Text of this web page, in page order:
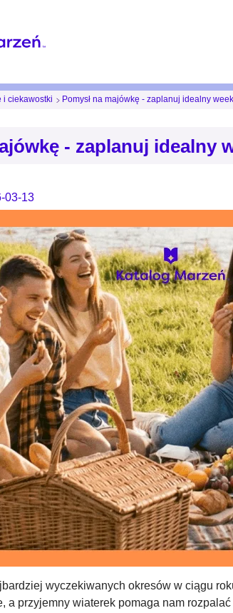
i ciekawostki Pomysł na majówkę - zaplanuj idealny
- zaplanuj idealny
03-13
wyczekiwanych okresów w ciągu
a przyjemny wiaterek pomaga nam